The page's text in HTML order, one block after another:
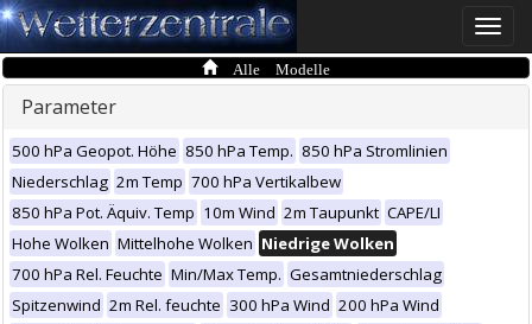
Toggle
Alle Modelle
Parameter
500 hPa Geopot. Höhe 850 hPa Temp. 850 hPa Stromlinien
Niederschlag 2m Temp 700 hPa Vertikalbew
850 hPa Pot. Äquiv. Temp 10m Wind 2m Taupunkt CAPE/LI
Hohe Wolken Mittelhohe Wolken Niedrige Wolken
700 hPa Rel. Feuchte Min/Max Temp. Gesamtniederschlag
Spitzenwind 2m Rel. feuchte 300 hPa Wind 200 hPa Wind